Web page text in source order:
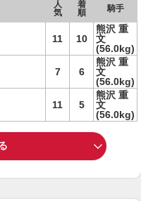
人
気
着
順
騎手
11 10
熊沢 重
文
(56.0kg)
7 6
熊沢 重
文
(56.0kg)
11 5
熊沢 重
文
(56.0kg)